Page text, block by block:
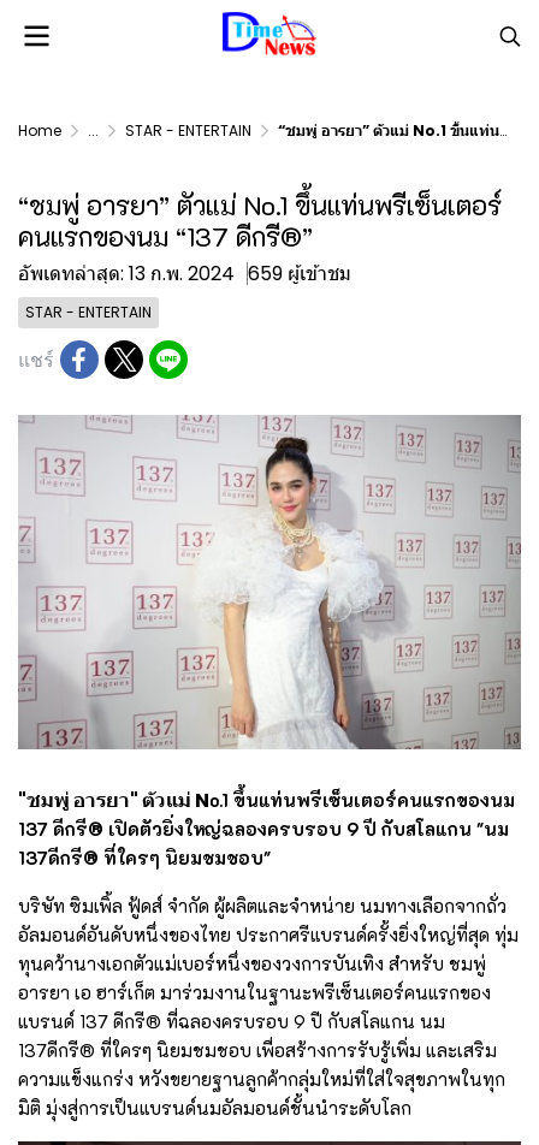
Home ... STAR - ENTERTAIN “ชมพู่ อารยา” ตัวแม่ No.1 ขึ้นแท่นพรีเซ็นเตอร์คนแรกของนม “137 ดีกรี®”
“ชมพู่ อารยา” ตัวแม่ No.1 ขึ้นแท่นพรีเซ็นเตอร์
คนแรกของนม “137 ดีกรี®”
อัพเดทล่าสุด: 13 ก.พ. 2024 659 ผู้เข้าชม
STAR - ENTERTAIN
แชร์
"ชมพู่ อารยา" ตัวแม่ No.1 ขึ้นแท่นพรีเซ็นเตอร์คนแรกของนม
137 ดีกรี® เปิดตัวยิ่งใหญ่ฉลองครบรอบ 9 ปี กับสโลแกน "นม
137ดีกรี® ที่ใครๆ นิยมชมชอบ"
บริษัท ซิมเพิ้ล ฟู้ดส์ จำกัด ผู้ผลิตและจำหน่าย นมทางเลือกจากถั่ว
อัลมอนด์อันดับหนึ่งของไทย ประกาศรีแบรนด์ครั้งยิ่งใหญ่ที่สุด ทุ่ม
ทุนคว้านางเอกตัวแม่เบอร์หนึ่งของวงการบันเทิง สำหรับ ชมพู่
อารยา เอ ฮาร์เก็ต มาร่วมงานในฐานะพรีเซ็นเตอร์คนแรกของ
แบรนด์ 137 ดีกรี® ที่ฉลองครบรอบ 9 ปี กับสโลแกน นม
137ดีกรี® ที่ใครๆ นิยมชมชอบ เพื่อสร้างการรับรู้เพิ่ม และเสริม
ความแข็งแกร่ง หวังขยายฐานลูกค้ากลุ่มใหม่ที่ใส่ใจสุขภาพในทุก
มิติ มุ่งสู่การเป็นแบรนด์นมอัลมอนด์ชั้นนำระดับโลก